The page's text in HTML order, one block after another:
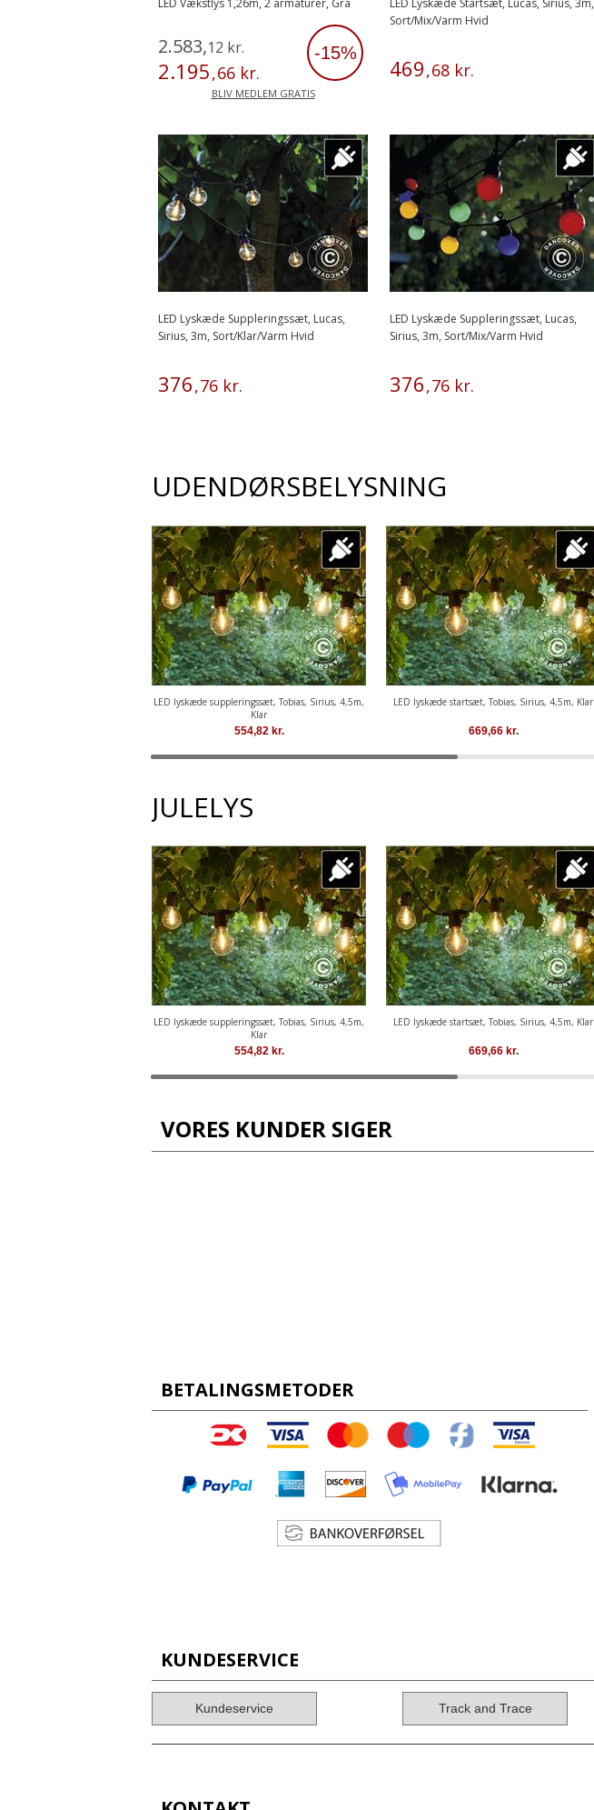
LED Vækstlys 1,26m, 2 armaturer, Grå
-15%
BLIV MEDLEM GRATIS
2.583,12 kr.
2.195,66 kr.
LED Lyskæde Startsæt, Lucas, Sirius, 3m,
Sort/Mix/Varm Hvid
469,68 kr.
LED Lyskæde Suppleringssæt, Lucas,
Sirius, 3m, Sort/Klar/Varm Hvid
376,76 kr.
LED Lyskæde Suppleringssæt, Lucas,
Sirius, 3m, Sort/Mix/Varm Hvid
376,76 kr.
UDENDØRSBELYSNING
LED lyskæde suppleringssæt, Tobias, Sirius, 4,5m,
Klar
554,82 kr.
LED lyskæde startsæt, Tobias, Sirius, 4,5m, Klar
669,66kr.
JULELYS
LED lyskæde suppleringssæt, Tobias, Sirius, 4,5m,
Klar
554,82kr.
LED lyskæde startsæt, Tobias, Sirius, 4,5m, Klar
669,66kr.
VORES KUNDER SIGER
BETALINGSMETODER
KUNDESERVICE
Kundeservice Track and Trace